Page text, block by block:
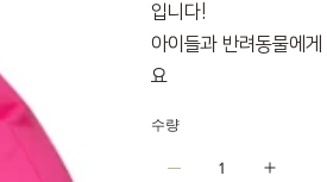
입니다!
아이들과 반려동물에
요
수량